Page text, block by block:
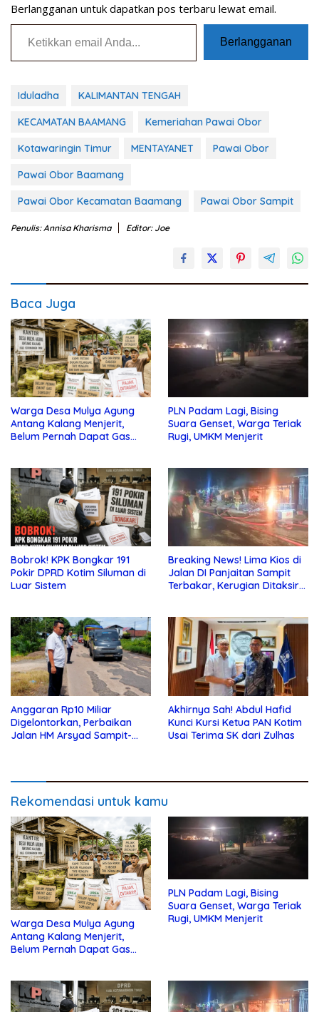
Berlangganan untuk dapatkan pos terbaru lewat email.
Ketikkan email Anda...
Berlangganan
Iduladha KALIMANTAN TENGAH
KECAMATAN BAAMANG Kemeriahan Pawai Obor
Kotawaringin Timur MENTAYANET Pawai Obor
Pawai Obor Baamang
Pawai Obor Kecamatan Baamang Pawai Obor Sampit
Penulis: Annisa Kharisma Editor: Joe
Baca Juga
Warga Desa Mulya Agung
Antang Kalang Menjerit,
Belum Pernah Dapat Gas
PLN Padam Lagi, Bising
Suara Genset, Warga Teriak
Rugi, UMKM Menjerit
Bobrok! KPK Bongkar 191
Pokir DPRD Kotim Siluman di
Luar Sistem
Breaking News! Lima Kios di
Jalan DI Panjaitan Sampit
Terbakar, Kerugian Ditaksir
Anggaran Rp10 Miliar
Digelontorkan, Perbaikan
Jalan HM Arsyad Sampit-
Akhirnya Sah! Abdul Hafid
Kunci Kursi Ketua PAN Kotim
Usai Terima SK dari Zulhas
Rekomendasi untuk kamu
Warga Desa Mulya Agung
Antang Kalang Menjerit,
Belum Pernah Dapat Gas
PLN Padam Lagi, Bising
Suara Genset, Warga Teriak
Rugi, UMKM Menjerit